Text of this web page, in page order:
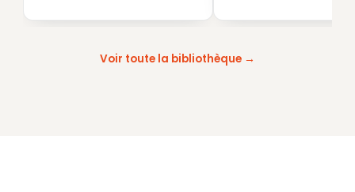
Voir toute la bibliothèque